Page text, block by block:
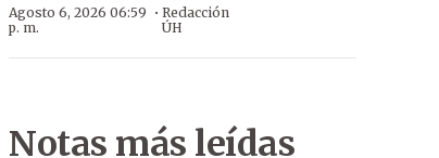
Agosto 6, 2026 06:59
p. m.
· Redacción
ÚH
Notas más leídas